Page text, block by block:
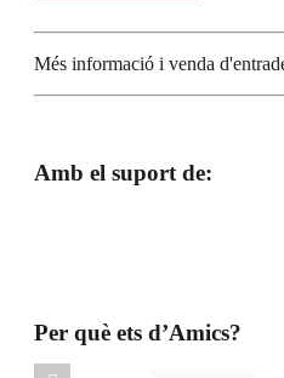
Més informació i venda
Amb el suport de:
Per què ets d’Amics?